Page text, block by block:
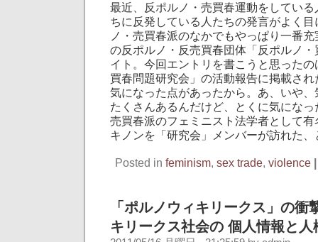
最近、反ポルノ・売買春運動をしてい
ちに反発している人たちの発言がよく
ノ・売買春派のなかでもやっぱり一番
の反ポルノ・反売買春団体「反ポルノ
イト。今回エントリを書こうと思った
買春問題研究会」の活動報告に掲載さ
気になった点があったから。あ、いや
たくさんあるんだけど、とくに気にな
売買春派のフェミニスト法学者として
キノンを「研究会」メンバーが訪れた
Posted in feminism, sex trade, violence
「ポルノウィキリークス」の衝
キリークス社会の 個人情報と人